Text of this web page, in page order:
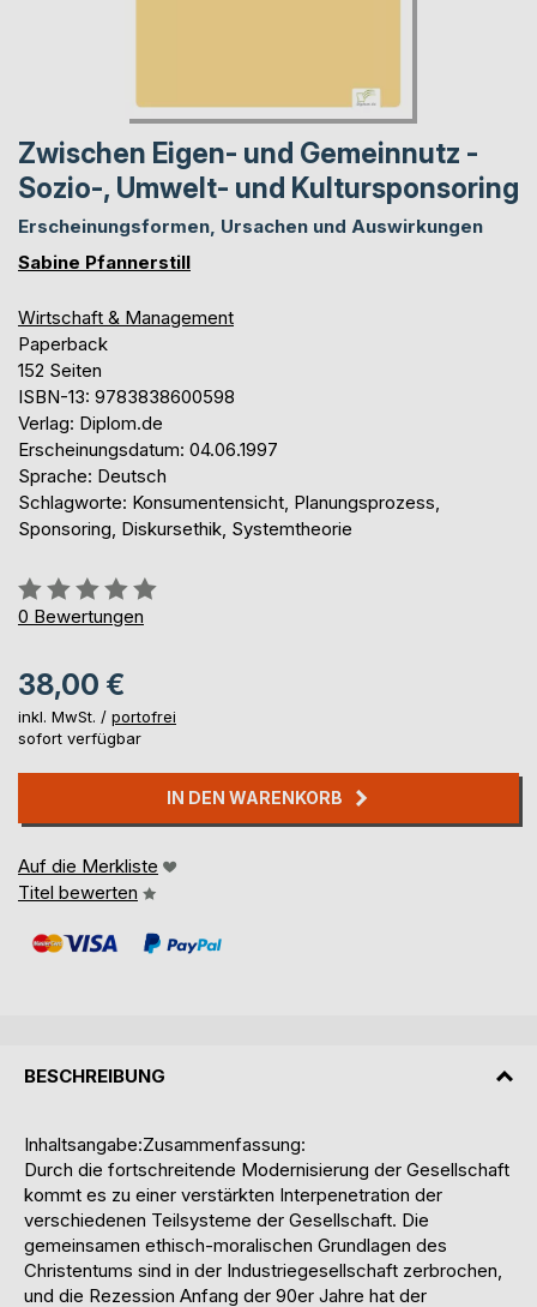
Zwischen Eigen- und Gemeinnutz -
Sozio-, Umwelt- und Kultursponsoring
Erscheinungsformen, Ursachen und Auswirkungen
Sabine Pfannerstill
Wirtschaft & Management
Paperback
152 Seiten
ISBN-13: 9783838600598
Verlag: Diplom.de
Erscheinungsdatum: 04.06.1997
Sprache: Deutsch
Schlagworte: Konsumentensicht, Planungsprozess,
Sponsoring, Diskursethik, Systemtheorie
Bewertung::
0%
0 Bewertungen
38,00 €
inkl. MwSt. / portofrei
sofort verfügbar
IN DEN WARENKORB
Auf die Merkliste
Titel bewerten
BESCHREIBUNG
Inhaltsangabe:Zusammenfassung:
Durch die fortschreitende Modernisierung der Gesellschaft
kommt es zu einer verstärkten Interpenetration der
verschiedenen Teilsysteme der Gesellschaft. Die
gemeinsamen ethisch-moralischen Grundlagen des
Christentums sind in der Industriegesellschaft zerbrochen,
und die Rezession Anfang der 90er Jahre hat der